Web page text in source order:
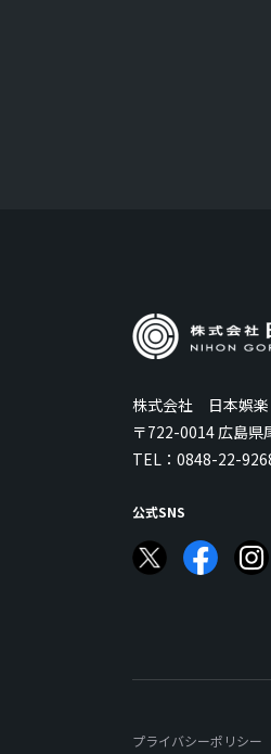
株式会社 日本娯楽
〒722-0014 広島県
TEL： 0848-22-
公式SNS
プライバシーポリシー